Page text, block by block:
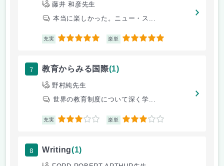
藤井 和彦先生
本当に楽しかった。ニュー・ス...
充実 5 楽単 5
7 教育からみる国際(1)
野村純先生
世界の教育制度について深く学...
充実 3 楽単 3
8 Writing(1)